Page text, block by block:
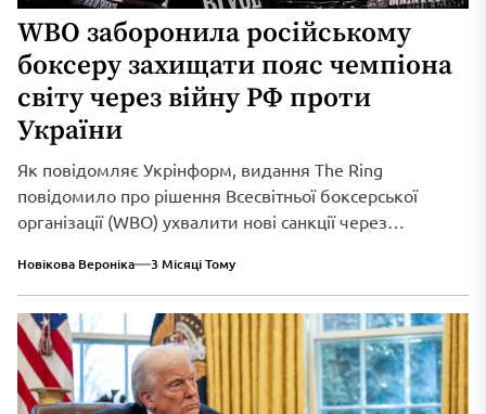
WBO заборонила російському
боксеру захищати пояс чемпіона
світу через війну РФ проти
України
Як повідомляє Укрінформ, видання The Ring
повідомило про рішення Всесвітньої боксерської
організації (WBO) ухвалити нові санкції через
Новікова Вероніка 3 Місяці Тому